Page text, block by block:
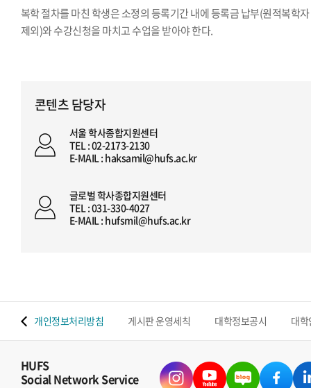
복학 절차를 마친 학생은 소정의 등록기간 내에 등록금 납부(원적복학자
제외)와 수강신청을 마치고 수업을 받아야 한다.
콘텐츠 담당자
서울 학사종합지원센터
TEL : 02-2173-2130
E-MAIL : haksamil@hufs.ac.kr
글로벌 학사종합지원센터
TEL : 031-330-4027
E-MAIL : hufsmil@hufs.ac.kr
개인정보처리방침 게시판 운영세칙 대학정보공시 대
HUFS
Social Network Service